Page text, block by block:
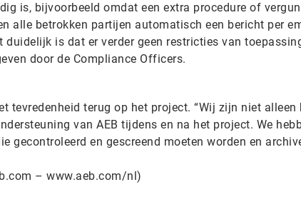
is, bijvoorbeeld omdat een extra procedure of
alle betrokken partijen automatisch een bericht per
duidelijk is dat er verder geen restricties van
door de Compliance Officers.
tevredenheid terug op het project. “Wij zijn niet
van AEB tijdens en na het project. We
gecontroleerd en gescreend moeten worden en
– www.aeb.com/nl)